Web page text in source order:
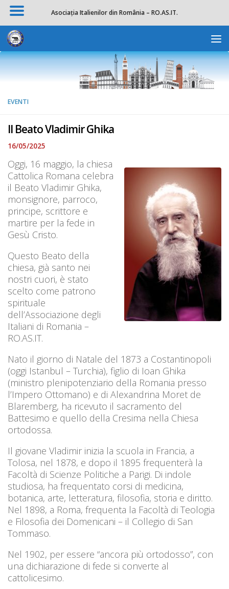
Apri la
Salta al contenuto
EVENTI
Il Beato Vladimir Ghika
16/05/2025
Oggi, 16 maggio, la chiesa
Cattolica Romana celebra
il Beato Vladimir Ghika,
monsignore, parroco,
principe, scrittore e
martire per la fede in
Gesù Cristo.
Questo Beato della
chiesa, già santo nei
nostri cuori, è stato
scelto come patrono
spirituale
dell’Associazione degli
Italiani di Romania –
RO.AS.IT.
Nato il giorno di Natale del 1873 a Costantinopoli
(oggi Istanbul – Turchia), figlio di Ioan Ghika
(ministro plenipotenziario della Romania presso
l’Impero Ottomano) e di Alexandrina Moret de
Blaremberg, ha ricevuto il sacramento del
Battesimo e quello della Cresima nella Chiesa
ortodossa.
Il giovane Vladimir inizia la scuola in Francia, a
Tolosa, nel 1878, e dopo il 1895 frequenterà la
Facoltà di Scienze Politiche a Parigi. Di indole
studiosa, ha frequentato corsi di medicina,
botanica, arte, letteratura, filosofia, storia e diritto.
Nel 1898, a Roma, frequenta la Facoltà di Teologia
e Filosofia dei Domenicani – il Collegio di San
Tommaso.
Nel 1902, per essere “ancora più ortodosso”, con
una dichiarazione di fede si converte al
cattolicesimo.
Asociația Italienilor din România – RO.AS.IT.